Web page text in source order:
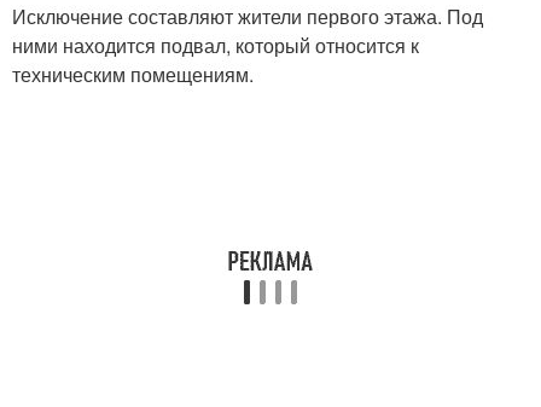
Исключение составляют жители первого этажа. Под
ними находится подвал, который относится к
техническим помещениям.